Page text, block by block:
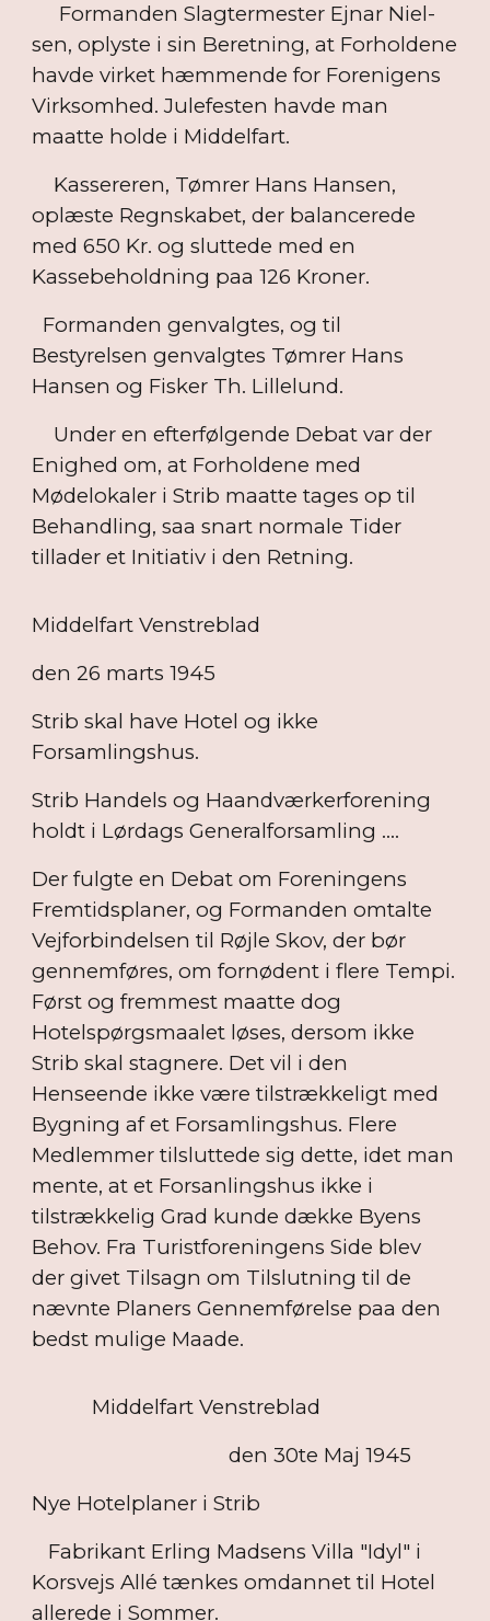
Formanden Slagtermester Ejnar Niel-
sen, oplyste i sin Beretning, at Forholdene
havde virket hæmmende for Forenigens
Virksomhed. Julefesten havde man
maatte holde i Middelfart.
Kassereren, Tømrer Hans Hansen,
oplæste Regnskabet, der balancerede
med 650 Kr. og sluttede med en
Kassebeholdning paa 126 Kroner.
Formanden genvalgtes, og til
Bestyrelsen genvalgtes Tømrer Hans
Hansen og Fisker Th. Lillelund.
Under en efterfølgende Debat var der
Enighed om, at Forholdene med
Mødelokaler i Strib maatte tages op til
Behandling, saa snart normale Tider
tillader et Initiativ i den Retning.
Middelfart Venstreblad
den 26 marts 1945
Strib skal have Hotel og ikke
Forsamlingshus.
Strib Handels og Haandværkerforening
holdt i Lørdags Generalforsamling ....
Der fulgte en Debat om Foreningens
Fremtidsplaner, og Formanden omtalte
Vejforbindelsen til Røjle Skov, der bør
gennemføres, om fornødent i flere Tempi.
Først og fremmest maatte dog
Hotelspørgsmaalet løses, dersom ikke
Strib skal stagnere. Det vil i den
Henseende ikke være tilstrækkeligt med
Bygning af et Forsamlingshus. Flere
Medlemmer tilsluttede sig dette, idet man
mente, at et Forsanlingshus ikke i
tilstrækkelig Grad kunde dække Byens
Behov. Fra Turistforeningens Side blev
der givet Tilsagn om Tilslutning til de
nævnte Planers Gennemførelse paa den
bedst mulige Maade.
Middelfart Venstreblad
den 30te Maj 1945
Nye Hotelplaner i Strib
Fabrikant Erling Madsens Villa "Idyl" i
Korsvejs Allé tænkes omdannet til Hotel
allerede i Sommer.